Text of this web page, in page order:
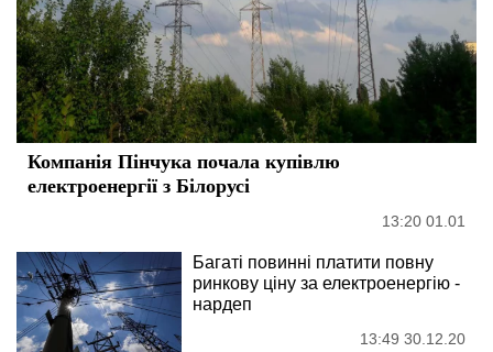
Компанія Пінчука почала купівлю
електроенергії з Білорусі
13:20 01.01
Багаті повинні платити повну
ринкову ціну за електроенергію -
нардеп
13:49 30.12.20